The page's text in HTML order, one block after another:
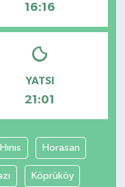
16:16
YATSI
21:01
Hınıs Horasan
Köprüköy